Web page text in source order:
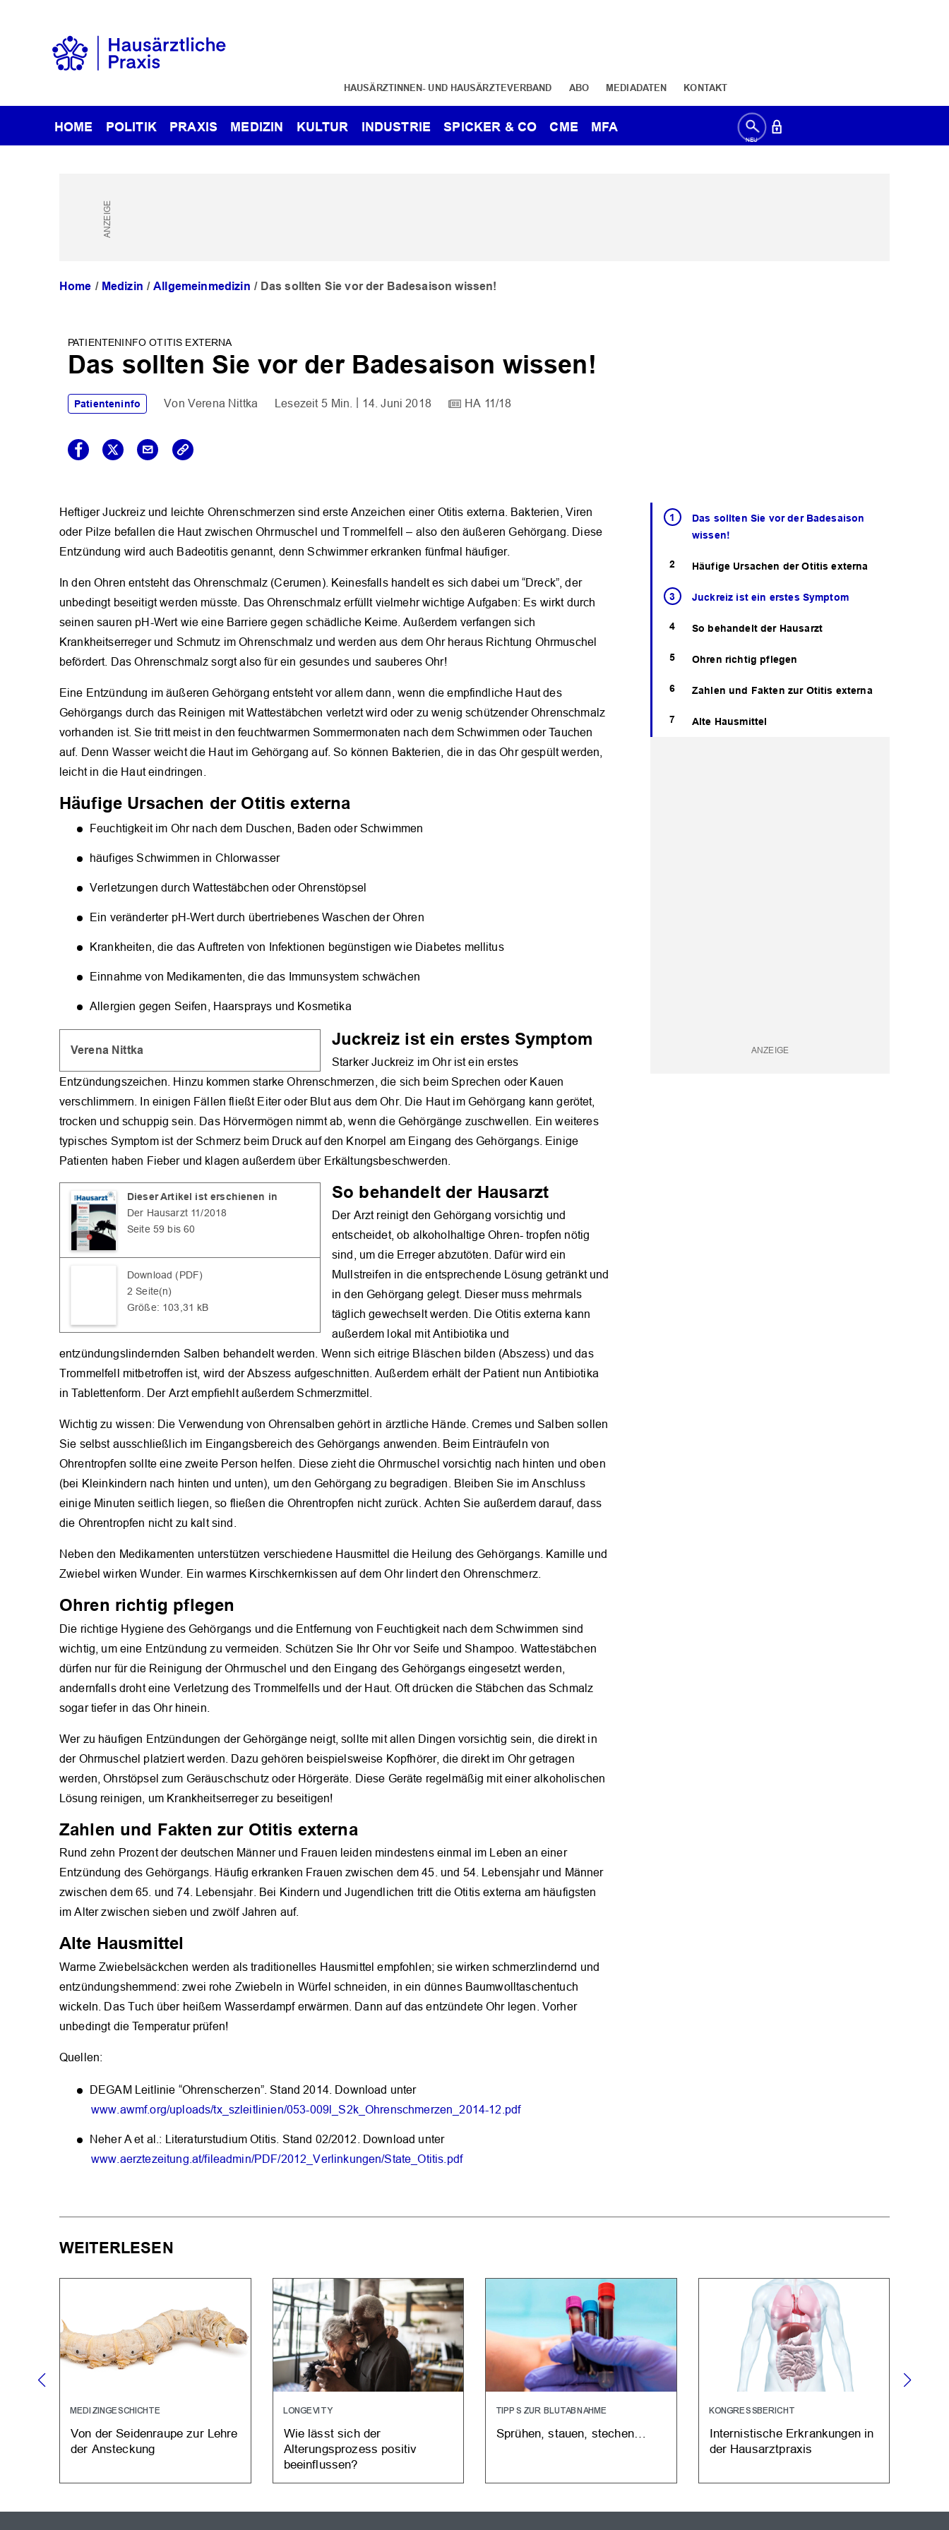
HAUSÄRZTINNEN- UND HAUSÄRZTEVERBAND ABO MEDIADATEN KONTAKT
HOME POLITIK PRAXIS MEDIZIN KULTUR INDUSTRIE SPICKER & CO CME MFA
OK
Home Medizin Allgemeinmedizin Das sollten Sie vor der Badesaison wissen!
PATIENTENINFO OTITIS EXTERNA
Das sollten Sie vor der Badesaison wissen!
Patienteninfo Verena Nittka 5 Min. 14. Juni 2018 HA 11/18
Das sollten Sie vor der Badesaison
wissen!
Häufige Ursachen der Otitis externa
Juckreiz ist ein erstes Symptom
So behandelt der Hausarzt
Ohren richtig pflegen
Zahlen und Fakten zur Otitis externa
Alte Hausmittel
Heftiger Juckreiz und leichte Ohrenschmerzen sind erste Anzeichen einer Otitis externa. Bakterien, Viren
oder Pilze befallen die Haut zwischen Ohrmuschel und Trommelfell – also den äußeren Gehörgang. Diese
Entzündung wird auch Badeotitis genannt, denn Schwimmer erkranken fünfmal häufiger.
In den Ohren entsteht das Ohrenschmalz (Cerumen). Keinesfalls handelt es sich dabei um “Dreck”, der
unbedingt beseitigt werden müsste. Das Ohrenschmalz erfüllt vielmehr wichtige Aufgaben: Es wirkt durch
seinen sauren pH-Wert wie eine Barriere gegen schädliche Keime. Außerdem verfangen sich
Krankheitserreger und Schmutz im Ohrenschmalz und werden aus dem Ohr heraus Richtung Ohrmuschel
befördert. Das Ohrenschmalz sorgt also für ein gesundes und sauberes Ohr!
Eine Entzündung im äußeren Gehörgang entsteht vor allem dann, wenn die empfindliche Haut des
Gehörgangs durch das Reinigen mit Wattestäbchen verletzt wird oder zu wenig schützender Ohrenschmalz
vorhanden ist. Sie tritt meist in den feuchtwarmen Sommermonaten nach dem Schwimmen oder Tauchen
auf. Denn Wasser weicht die Haut im Gehörgang auf. So können Bakterien, die in das Ohr gespült werden,
leicht in die Haut eindringen.
Häufige Ursachen der Otitis externa
Feuchtigkeit im Ohr nach dem Duschen, Baden oder Schwimmen
häufiges Schwimmen in Chlorwasser
Verletzungen durch Wattestäbchen oder Ohrenstöpsel
Ein veränderter pH-Wert durch übertriebenes Waschen der Ohren
Krankheiten, die das Auftreten von Infektionen begünstigen wie Diabetes mellitus
Einnahme von Medikamenten, die das Immunsystem schwächen
Allergien gegen Seifen, Haarsprays und Kosmetika
Verena Nittka
Juckreiz ist ein erstes Symptom
Starker Juckreiz im Ohr ist ein erstes
Entzündungszeichen. Hinzu kommen starke Ohrenschmerzen, die sich beim Sprechen oder Kauen
verschlimmern. In einigen Fällen fließt Eiter oder Blut aus dem Ohr. Die Haut im Gehörgang kann gerötet,
trocken und schuppig sein. Das Hörvermögen nimmt ab, wenn die Gehörgänge zuschwellen. Ein weiteres
typisches Symptom ist der Schmerz beim Druck auf den Knorpel am Eingang des Gehörgangs. Einige
Patienten haben Fieber und klagen außerdem über Erkältungsbeschwerden.
Dieser Artikel ist erschienen in
Der Hausarzt 11/2018
Seite 59 bis 60
Download (PDF)
2 Seite(n)
Größe: 103,31 kB
So behandelt der Hausarzt
Der Arzt reinigt den Gehörgang vorsichtig und
entscheidet, ob alkoholhaltige Ohren- tropfen nötig
sind, um die Erreger abzutöten. Dafür wird ein
Mullstreifen in die entsprechende Lösung getränkt und
in den Gehörgang gelegt. Dieser muss mehrmals
täglich gewechselt werden. Die Otitis externa kann
außerdem lokal mit Antibiotika und
entzündungslindernden Salben behandelt werden. Wenn sich eitrige Bläschen bilden (Abszess) und das
Trommelfell mitbetroffen ist, wird der Abszess aufgeschnitten. Außerdem erhält der Patient nun Antibiotika
in Tablettenform. Der Arzt empfiehlt außerdem Schmerzmittel.
Wichtig zu wissen: Die Verwendung von Ohrensalben gehört in ärztliche Hände. Cremes und Salben sollen
Sie selbst ausschließlich im Eingangsbereich des Gehörgangs anwenden. Beim Einträufeln von
Ohrentropfen sollte eine zweite Person helfen. Diese zieht die Ohrmuschel vorsichtig nach hinten und oben
(bei Kleinkindern nach hinten und unten), um den Gehörgang zu begradigen. Bleiben Sie im Anschluss
einige Minuten seitlich liegen, so fließen die Ohrentropfen nicht zurück. Achten Sie außerdem darauf, dass
die Ohrentropfen nicht zu kalt sind.
Neben den Medikamenten unterstützen verschiedene Hausmittel die Heilung des Gehörgangs. Kamille und
Zwiebel wirken Wunder. Ein warmes Kirschkernkissen auf dem Ohr lindert den Ohrenschmerz.
Ohren richtig pflegen
Die richtige Hygiene des Gehörgangs und die Entfernung von Feuchtigkeit nach dem Schwimmen sind
wichtig, um eine Entzündung zu vermeiden. Schützen Sie Ihr Ohr vor Seife und Shampoo. Wattestäbchen
dürfen nur für die Reinigung der Ohrmuschel und den Eingang des Gehörgangs eingesetzt werden,
andernfalls droht eine Verletzung des Trommelfells und der Haut. Oft drücken die Stäbchen das Schmalz
sogar tiefer in das Ohr hinein.
Wer zu häufigen Entzündungen der Gehörgänge neigt, sollte mit allen Dingen vorsichtig sein, die direkt in
der Ohrmuschel platziert werden. Dazu gehören beispielsweise Kopfhörer, die direkt im Ohr getragen
werden, Ohrstöpsel zum Geräuschschutz oder Hörgeräte. Diese Geräte regelmäßig mit einer alkoholischen
Lösung reinigen, um Krankheitserreger zu beseitigen!
Zahlen und Fakten zur Otitis externa
Rund zehn Prozent der deutschen Männer und Frauen leiden mindestens einmal im Leben an einer
Entzündung des Gehörgangs. Häufig erkranken Frauen zwischen dem 45. und 54. Lebensjahr und Männer
zwischen dem 65. und 74. Lebensjahr. Bei Kindern und Jugendlichen tritt die Otitis externa am häufigsten
im Alter zwischen sieben und zwölf Jahren auf.
Alte Hausmittel
Warme Zwiebelsäckchen werden als traditionelles Hausmittel empfohlen; sie wirken schmerzlindernd und
entzündungshemmend: zwei rohe Zwiebeln in Würfel schneiden, in ein dünnes Baumwolltaschentuch
wickeln. Das Tuch über heißem Wasserdampf erwärmen. Dann auf das entzündete Ohr legen. Vorher
unbedingt die Temperatur prüfen!
Quellen:
DEGAM Leitlinie “Ohrenscherzen”. Stand 2014. Download unter
www.awmf.org/uploads/tx_szleitlinien/053-009l_S2k_Ohrenschmerzen_2014-12.pdf
Neher A et al.: Literaturstudium Otitis. Stand 02/2012. Download unter
www.aerztezeitung.at/fileadmin/PDF/2012_Verlinkungen/State_Otitis.pdf
WEITERLESEN
MEDIZINGESCHICHTE
Von der Seidenraupe zur Lehre
der Ansteckung
LONGEVITY
Wie lässt sich der
Alterungsprozess positiv
beeinflussen?
TIPPS ZUR BLUTABNAHME
Sprühen, stauen, stechen…
KONGRESSBERICHT
Internistische Erkrankungen in
der Hausarztpraxis